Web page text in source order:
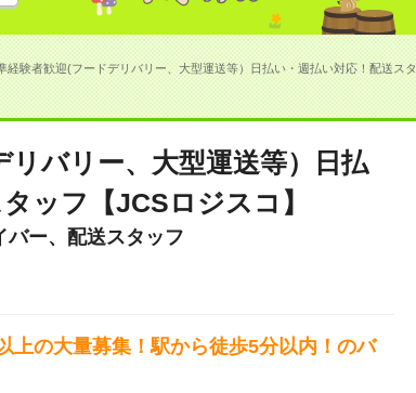
験者歓迎(フードデリバリー、大型運送等）日払い・週払い対応！配送ス
バリー、大型運送等）日払
ッフ【JCSロジスコ】
バー、配送スタッフ
上の大量募集！駅から徒歩5分以内！のバ